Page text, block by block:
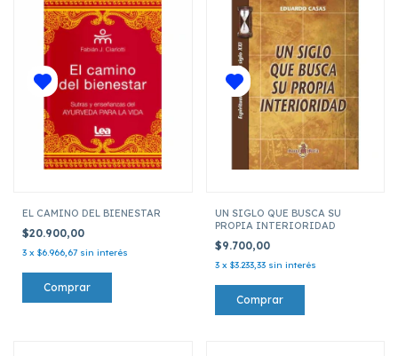
EL CAMINO DEL BIENESTAR
$20.900,00
3 x $6.966,67 sin interés
UN SIGLO QUE BUSCA SU
PROPIA INTERIORIDAD
$9.700,00
3 x $3.233,33 sin interés